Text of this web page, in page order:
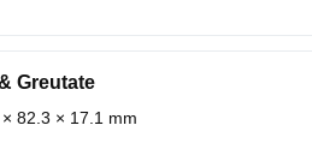
Greutate
82.3 × 17.1 mm